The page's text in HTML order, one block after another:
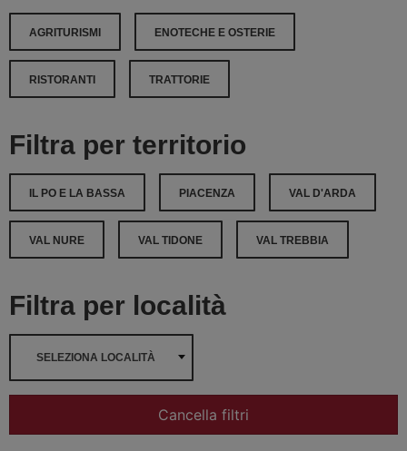
AGRITURISMI ENOTECHE E OSTERIE
RISTORANTI TRATTORIE
Filtra per territorio
IL PO E LA BASSA PIACENZA VAL D'ARDA
VAL NURE VAL TIDONE VAL TREBBIA
Filtra per località
SELEZIONA LOCALITÀ
Cancella filtri